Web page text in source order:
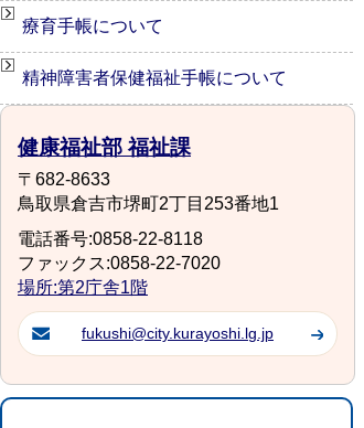
療育手帳について
精神障害者保健福祉手帳について
健康福祉部 福祉課
〒682-8633
鳥取県倉吉市堺町2丁目253番地1
電話番号:0858-22-8118
ファックス:0858-22-7020
場所:第2庁舎1階
fukushi@city.kurayoshi.lg.jp